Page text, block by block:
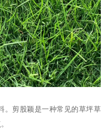
。剪股颖是一种常见的草坪草